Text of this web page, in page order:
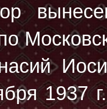
1937 г.